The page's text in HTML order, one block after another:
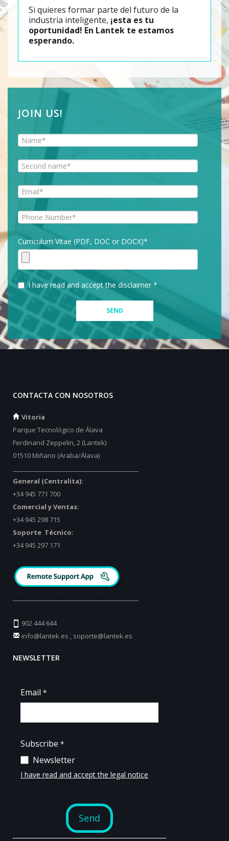
Si quieres formar parte del futuro de la
industria inteligente, ¡esta es tu
oportunidad! En Lantek te estamos
esperando.
JOIN US!
Curriculum Vitae (PDF, DOC or DOCX)*
I have read and accept the disclaimer *
CONTACTA CON NOSOTROS
Vitoria
Parque Tecnológico de Álava
Ferdinand Zeppelin, 2 (Lantek)
01510 Miñano (Araba/Álava)
General (Centralita):
+34 945 771 700
Comercial y Ventas:
+34 945 298 715
Soporte Técnico:
+34 945 297 171
902 444 644
info@lantek.es
soporte@lantek.es
NEWSLETTER